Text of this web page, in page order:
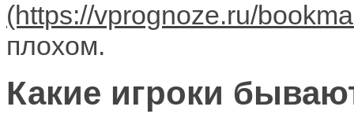
плохом.
Какие игроки